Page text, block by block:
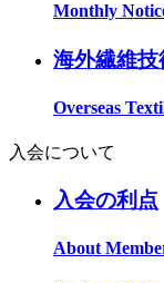
Monthly
海外繊維
Overseas
入会について
入会の利点
About